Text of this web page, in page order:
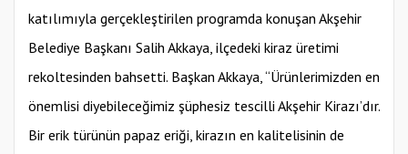
katılımıyla gerçekleştirilen programda konuşan Akşehir
Belediye Başkanı Salih Akkaya, ilçedeki kiraz üretimi
rekoltesinden bahsetti. Başkan Akkaya, “Ürünlerimizden en
önemlisi diyebileceğimiz şüphesiz tescilli Akşehir Kirazı’dır.
Bir erik türünün papaz eriği, kirazın en kalitelisinin de